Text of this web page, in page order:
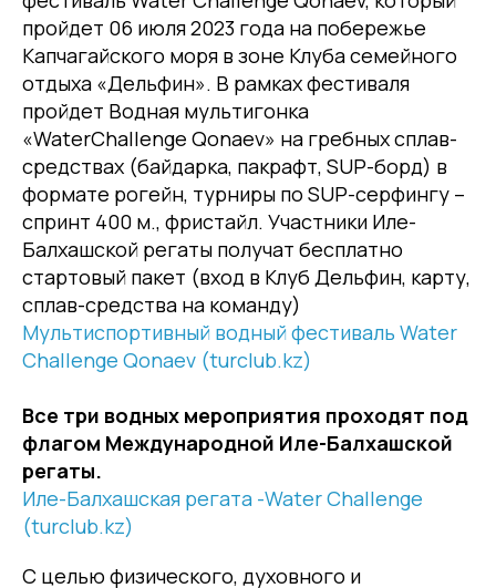
пройдет 06 июля 2023 года на побережье
Капчагайского моря в зоне Клуба семейного
отдыха «Дельфин». В рамках фестиваля
пройдет Водная мультигонка
«WaterChallenge Qonaev» на гребных сплав-
средствах (байдарка, пакрафт, SUP-борд) в
формате рогейн, турниры по SUP-серфингу –
спринт 400 м., фристайл. Участники Иле-
Балхашской регаты получат бесплатно
стартовый пакет (вход в Клуб Дельфин, карту,
сплав-средства на команду)
Мультиспортивный водный фестиваль Water
Challenge Qonaev (turclub.kz)
Все три водных мероприятия проходят под
флагом Международной Иле-Балхашской
регаты.
Иле-Балхашская регата -Water Challenge
(turclub.kz)
С целью физического, духовного и